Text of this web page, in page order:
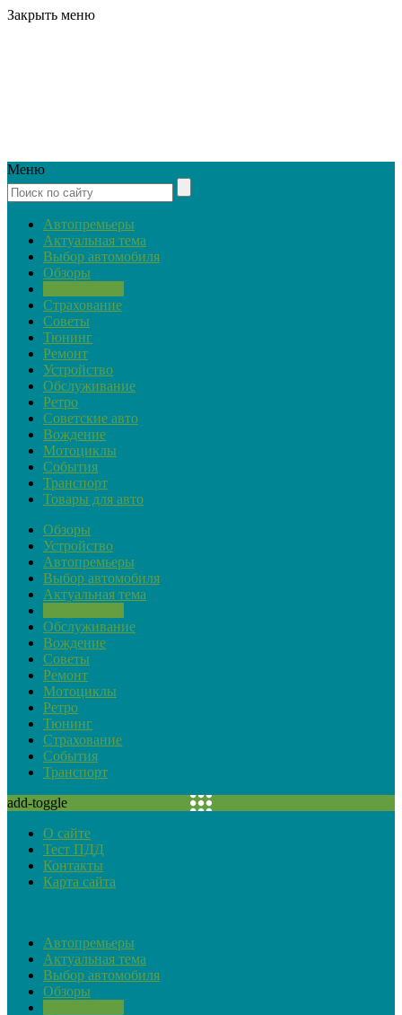
Закрыть меню
Меню
Автопремьеры
Актуальная тема
Выбор автомобиля
Обзоры
Страхование
Советы
Тюнинг
Ремонт
Устройство
Обслуживание
Ретро
Советские авто
Вождение
Мотоциклы
События
Транспорт
Товары для авто
Обзоры
Устройство
Автопремьеры
Выбор автомобиля
Актуальная тема
Обслуживание
Вождение
Советы
Ремонт
Мотоциклы
Ретро
Тюнинг
Страхование
События
Транспорт
add-toggle
О сайте
Тест ПДД
Контакты
Карта сайта
Автопремьеры
Актуальная тема
Выбор автомобиля
Обзоры